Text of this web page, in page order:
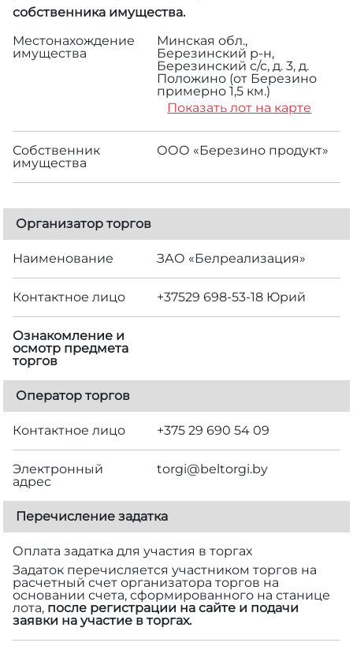
собственника имущества.
Местонахождение
имущества
Минская обл.,
Березинский р-н,
Березинский с/с, д. 3, д.
Положино (от Березино
примерно 1,5 км.)
Показать лот на карте
Собственник
имущества
ООО «Березино продукт»
Организатор торгов
Наименование ЗАО «Белреализация»
Контактное лицо +37529 698-53-18 Юрий
Ознакомление и
осмотр предмета
торгов
Оператор торгов
Контактное лицо +375 29 690 54 09
Электронный
адрес
torgi@beltorgi.by
Перечисление задатка
Оплата задатка для участия в торгах
Задаток перечисляется участником торгов на
расчетный счет организатора торгов на
основании счета, сформированного на станице
лота, после регистрации на сайте и подачи
заявки на участие в торгах.